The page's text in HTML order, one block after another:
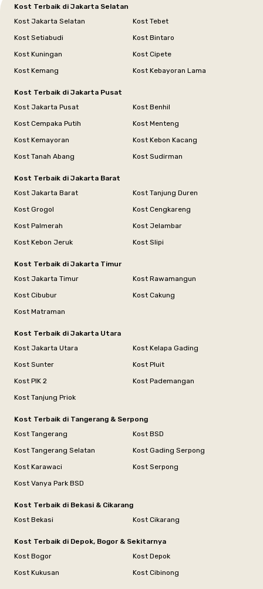
Kost Terbaik di Jakarta Selatan
Kost Jakarta Selatan
Kost Tebet
Kost Setiabudi
Kost Bintaro
Kost Kuningan
Kost Cipete
Kost Kemang
Kost Kebayoran Lama
Kost Terbaik di Jakarta Pusat
Kost Jakarta Pusat
Kost Benhil
Kost Cempaka Putih
Kost Menteng
Kost Kemayoran
Kost Kebon Kacang
Kost Tanah Abang
Kost Sudirman
Kost Terbaik di Jakarta Barat
Kost Jakarta Barat
Kost Tanjung Duren
Kost Grogol
Kost Cengkareng
Kost Palmerah
Kost Jelambar
Kost Kebon Jeruk
Kost Slipi
Kost Terbaik di Jakarta Timur
Kost Jakarta Timur
Kost Rawamangun
Kost Cibubur
Kost Cakung
Kost Matraman
Kost Terbaik di Jakarta Utara
Kost Jakarta Utara
Kost Kelapa Gading
Kost Sunter
Kost Pluit
Kost PIK 2
Kost Pademangan
Kost Tanjung Priok
Kost Terbaik di Tangerang & Serpong
Kost Tangerang
Kost BSD
Kost Tangerang Selatan
Kost Gading Serpong
Kost Karawaci
Kost Serpong
Kost Vanya Park BSD
Kost Terbaik di Bekasi & Cikarang
Kost Bekasi
Kost Cikarang
Kost Terbaik di Depok, Bogor & Sekitarnya
Kost Bogor
Kost Depok
Kost Kukusan
Kost Cibinong